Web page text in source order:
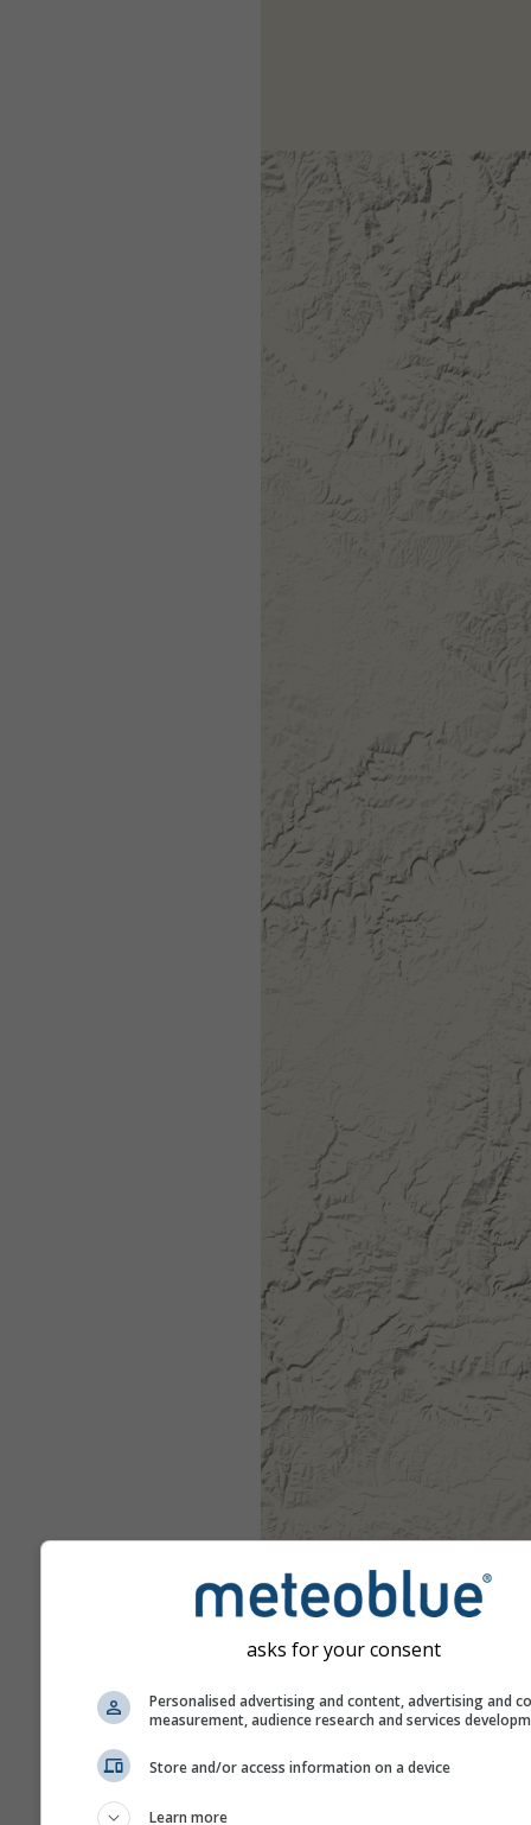
asks for your consent
Personalised advertising and content, advertising and
measurement, audience research and services
Store and/or access information on a device
Learn more